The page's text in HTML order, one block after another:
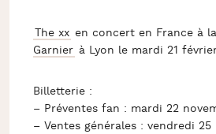
The xx en concert en France à la
Garnier à Lyon le mardi 21
Billetterie :
– Préventes fan : mardi 22
– Ventes générales : vendredi 25